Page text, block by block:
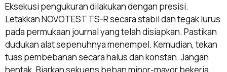
Eksekusi pengukuran dilakukan dengan presisi.
Letakkan NOVOTEST TS-R secara stabil dan tegak lurus
pada permukaan journal yang telah disiapkan. Pastikan
dudukan alat sepenuhnya menempel. Kemudian, tekan
tuas pembebanan secara halus dan konstan. Jangan